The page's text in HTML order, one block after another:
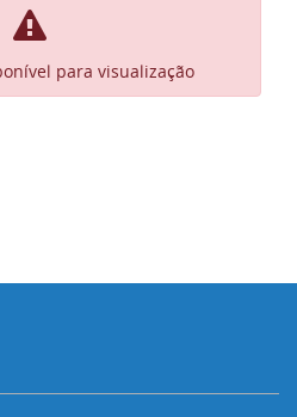
para visualização